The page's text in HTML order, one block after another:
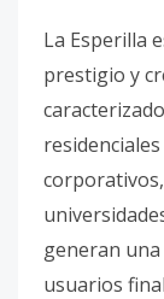
La Esperilla
prestigio y
generan
usuarios